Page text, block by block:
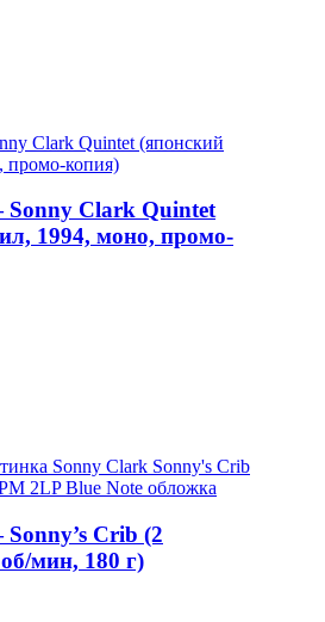
Clark Quintet
1994, моно, промо-
Crib (2
мин, 180 г)